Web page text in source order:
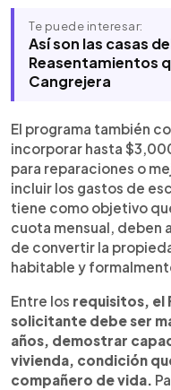
Te puede interesar:
Así son las casas
Reasentamientos
Cangrejera
El programa también
incorporar hasta
para reparaciones o
incluir los gastos de
tiene como objetivo
cuota mensual, deben
de convertir la
habitable y
Entre los requisitos, el
solicitante debe ser
años, demostrar
vivienda, condición
compañero de vida.